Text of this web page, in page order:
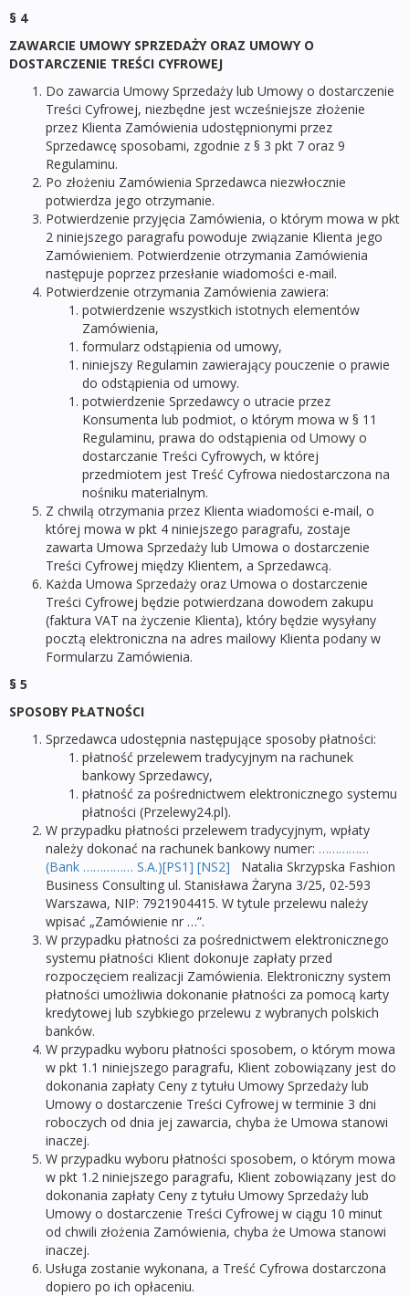
§ 4
ZAWARCIE UMOWY SPRZEDAŻY ORAZ UMOWY O
DOSTARCZENIE TREŚCI CYFROWEJ
Do zawarcia Umowy Sprzedaży lub Umowy o dostarczenie
Treści Cyfrowej, niezbędne jest wcześniejsze złożenie
przez Klienta Zamówienia udostępnionymi przez
Sprzedawcę sposobami, zgodnie z § 3 pkt 7 oraz 9
Regulaminu.
Po złożeniu Zamówienia Sprzedawca niezwłocznie
potwierdza jego otrzymanie.
Potwierdzenie przyjęcia Zamówienia, o którym mowa w pkt
2 niniejszego paragrafu powoduje związanie Klienta jego
Zamówieniem. Potwierdzenie otrzymania Zamówienia
następuje poprzez przesłanie wiadomości e-mail.
Potwierdzenie otrzymania Zamówienia zawiera:
potwierdzenie wszystkich istotnych elementów
Zamówienia,
formularz odstąpienia od umowy,
niniejszy Regulamin zawierający pouczenie o prawie
do odstąpienia od umowy.
potwierdzenie Sprzedawcy o utracie przez
Konsumenta lub podmiot, o którym mowa w § 11
Regulaminu, prawa do odstąpienia od Umowy o
dostarczanie Treści Cyfrowych, w której
przedmiotem jest Treść Cyfrowa niedostarczona na
nośniku materialnym.
Z chwilą otrzymania przez Klienta wiadomości e-mail, o
której mowa w pkt 4 niniejszego paragrafu, zostaje
zawarta Umowa Sprzedaży lub Umowa o dostarczenie
Treści Cyfrowej między Klientem, a Sprzedawcą.
Każda Umowa Sprzedaży oraz Umowa o dostarczenie
Treści Cyfrowej będzie potwierdzana dowodem zakupu
(faktura VAT na życzenie Klienta), który będzie wysyłany
pocztą elektroniczna na adres mailowy Klienta podany w
Formularzu Zamówienia.
§ 5
SPOSOBY PŁATNOŚCI
Sprzedawca udostępnia następujące sposoby płatności:
płatność przelewem tradycyjnym na rachunek
bankowy Sprzedawcy,
płatność za pośrednictwem elektronicznego systemu
płatności (Przelewy24.pl).
W przypadku płatności przelewem tradycyjnym, wpłaty
należy dokonać na rachunek bankowy numer: ……………
(Bank …………… S.A.)[PS1] [NS2] Natalia Skrzypska Fashion
Business Consulting ul. Stanisława Żaryna 3/25, 02-593
Warszawa, NIP: 7921904415. W tytule przelewu należy
wpisać „Zamówienie nr …”.
W przypadku płatności za pośrednictwem elektronicznego
systemu płatności Klient dokonuje zapłaty przed
rozpoczęciem realizacji Zamówienia. Elektroniczny system
płatności umożliwia dokonanie płatności za pomocą karty
kredytowej lub szybkiego przelewu z wybranych polskich
banków.
W przypadku wyboru płatności sposobem, o którym mowa
w pkt 1.1 niniejszego paragrafu, Klient zobowiązany jest do
dokonania zapłaty Ceny z tytułu Umowy Sprzedaży lub
Umowy o dostarczenie Treści Cyfrowej w terminie 3 dni
roboczych od dnia jej zawarcia, chyba że Umowa stanowi
inaczej.
W przypadku wyboru płatności sposobem, o którym mowa
w pkt 1.2 niniejszego paragrafu, Klient zobowiązany jest do
dokonania zapłaty Ceny z tytułu Umowy Sprzedaży lub
Umowy o dostarczenie Treści Cyfrowej w ciągu 10 minut
od chwili złożenia Zamówienia, chyba że Umowa stanowi
inaczej.
Usługa zostanie wykonana, a Treść Cyfrowa dostarczona
dopiero po ich opłaceniu.